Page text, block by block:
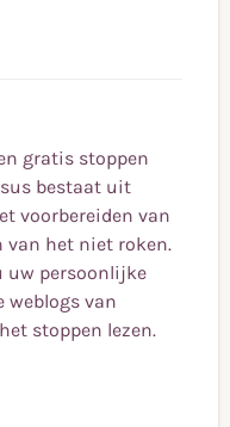
gratis stoppen
bestaat uit
voorbereiden van
van het niet roken.
uw persoonlijke
weblogs van
stoppen lezen.